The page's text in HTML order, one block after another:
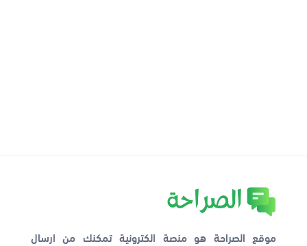
موقع الصراحة هو منصة الكترونية تمكنك من ارسال